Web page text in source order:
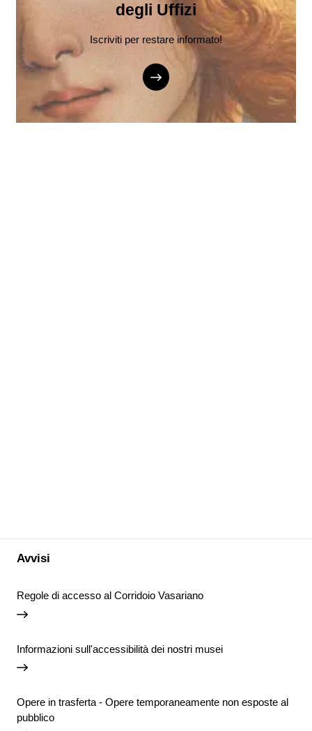
degli Uffizi
Iscriviti per restare informato!
Avvisi
Regole di accesso al Corridoio Vasariano
Informazioni sull'accessibilità dei nostri musei
Opere in trasferta - Opere temporaneamente non esposte al
pubblico